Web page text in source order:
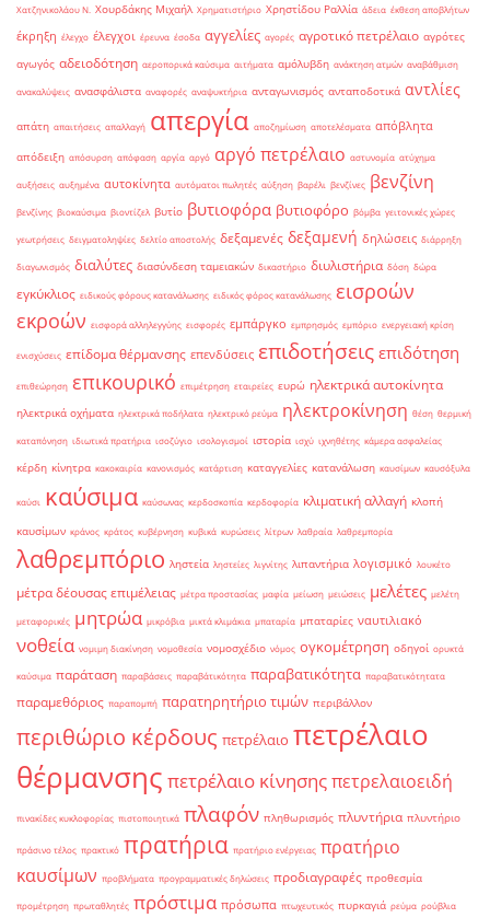
Χατζηνικολάου Ν. Χουρδάκης Μιχαήλ Χρηματιστήριο Χρηστίδου Ραλλία άδεια έκθεση αποβλήτων
έκρηξη έλεγχο έλεγχοι έρευνα έσοδα αγγελίες αγορές αγροτικό πετρέλαιο αγρότες
αγωγός αδειοδότηση αεροπορικά καύσιμα αιτήματα αμόλυβδη ανάκτηση ατμών αναβάθμιση
ανακαλύψεις ανασφάλιστα αναφορές αναψυκτήρια ανταγωνισμός ανταποδοτικά αντλίες
απάτη απαιτήσεις απαλλαγή απεργία αποζημίωση αποτελέσματα απόβλητα
απόδειξη απόσυρση απόφαση αργία αργό αργό πετρέλαιο αστυνομία ατύχημα
αυξήσεις αυξημένα αυτοκίνητα αυτόματοι πωλητές αύξηση βαρέλι βενζίνες βενζίνη
βενζίνης βιοκαύσιμα βιοντίζελ βυτίο βυτιοφόρα βυτιοφόρο βόμβα γειτονικές χώρες
γεωτρήσεις δειγματοληψίες δελτίο αποστολής δεξαμενές δεξαμενή δηλώσεις διάρρηξη
διαγωνισμός διαλύτες διασύνδεση ταμειακών δικαστήριο διυλιστήρια δόση δώρα
εγκύκλιος ειδικούς φόρους κατανάλωσης ειδικός φόρος κατανάλωσης εισροών
εκροών εισφορά αλληλεγγύης εισφορές εμπάργκο εμπρησμός εμπόριο ενεργειακή κρίση
ενισχύσεις επίδομα θέρμανσης επενδύσεις επιδοτήσεις επιδότηση
επιθεώρηση επικουρικό επιμέτρηση εταιρείες ευρώ ηλεκτρικά αυτοκίνητα
ηλεκτρικά οχήματα ηλεκτρικά ποδήλατα ηλεκτρικό ρεύμα ηλεκτροκίνηση θέση θερμική
καταπόνηση ιδιωτικά πρατήρια ισοζύγιο ισολογισμοί ιστορία ισχύ ιχνηθέτης κάμερα ασφαλείας
κέρδη κίνητρα κακοκαιρία κανονισμός κατάρτιση καταγγελίες κατανάλωση καυσίμων καυσόξυλα
καύσι καύσιμα καύσωνας κερδοσκοπία κερδοφορία κλιματική αλλαγή κλοπή
καυσίμων κράνος κράτος κυβέρνηση κυβικά κυρώσεις λίτρων λαθραία λαθρεμπορία
λαθρεμπόριο ληστεία ληστείες λιγνίτης λιπαντήρια λογισμικό λουκέτο
μέτρα δέουσας επιμέλειας μέτρα προστασίας μαφία μείωση μειώσεις μελέτες μελέτη
μεταφορικές μητρώα μικρόβια μικτά κλιμάκια μπαταρία μπαταρίες ναυτιλιακό
νοθεία νομιμη διακίνηση νομοθεσία νομοσχέδιο νόμος ογκομέτρηση οδηγοί ορυκτά
καύσιμα παράταση παραβάσεις παραβάτικότητα παραβατικότητα παραβατικότητατα
παραμεθόριος παραπομπή παρατηρητήριο τιμών περιβάλλον
περιθώριο κέρδους πετρέλαιο πετρέλαιο
θέρμανσης πετρέλαιο κίνησηςπετρελαιοειδή
πινακίδες κυκλοφορίας πιστοποιητικά πλαφόν πληθωρισμός πλυντήρια πλυντήριο
πράσινο τέλος πρακτικό πρατήρια πρατήριο ενέργειας πρατήριο
καυσίμων προβλήματα προγραμματικές δηλώσεις προδιαγραφές προθεσμία
προμέτρηση πρωταθλητές πρόστιμα πρόσωπα πτωχευτικός πυρκαγιά ρεύμα ρούβλια